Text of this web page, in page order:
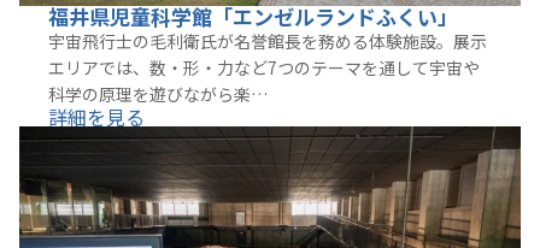
福井県児童科学館「エンゼルランドふくい」
宇宙飛行士の毛利衛氏が名誉館長を務める体験施設。展示
エリアでは、数・形・力など7つのテーマを通して宇宙や
科学の原理を遊びながら楽…
詳細を見る